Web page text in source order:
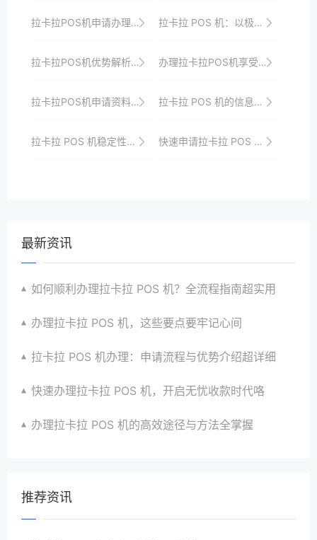
拉卡拉POS机申请办理的相关政策解读 拉卡拉 POS 机：以极致的售后服务响应时间，树立行业标杆
拉卡拉POS机优势解析及商家增收效果 办理拉卡拉POS机享受优质服务，开启全新支付体验
拉卡拉POS机申请资料准备小贴士，助你顺利过关 拉卡拉 POS 机的信息加密技术解析
拉卡拉 POS 机稳定性的维护计划与实施 快速申请拉卡拉 POS 机，开启便捷收款新旅程
最新资讯
如何顺利办理拉卡拉 POS 机？全流程指南超实用
办理拉卡拉 POS 机，这些要点要牢记心间
拉卡拉 POS 机办理：申请流程与优势介绍超详细
快速办理拉卡拉 POS 机，开启无忧收款时代咯
办理拉卡拉 POS 机的高效途径与方法全掌握
推荐资讯